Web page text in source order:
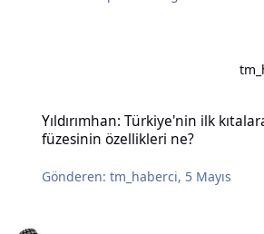
Yıldırımhan: Türkiye'nin ilk
füzesinin özellikleri ne?
Gönderen:tm_haberci, 5 Mayıs